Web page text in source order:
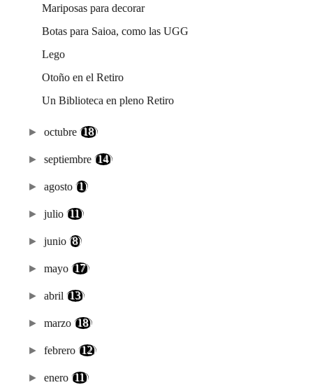
Mariposas para decorar
Botas para Saioa, como las UGG
Lego
Otoño en el Retiro
Un Biblioteca en pleno Retiro
►octubre (18)
►septiembre (14)
►agosto(1)
►julio(11)
►junio(8)
►mayo (17)
►abril (13)
►marzo (18)
►febrero (12)
►enero(11)